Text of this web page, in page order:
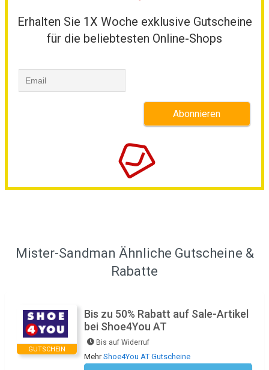
Erhalten Sie 1X Woche exklusive Gutscheine
für die beliebtesten Online-Shops
Mister-Sandman Ähnliche Gutscheine &
Rabatte
GUTSCHEIN
Bis zu 50% Rabatt auf Sale-Artikel
bei Shoe4You AT
Bis auf Widerruf
MehrShoe4You AT Gutscheine